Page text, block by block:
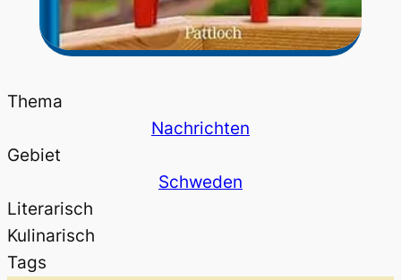
Thema
Nachrichten
Gebiet
Schweden
Literarisch
Kulinarisch
Tags